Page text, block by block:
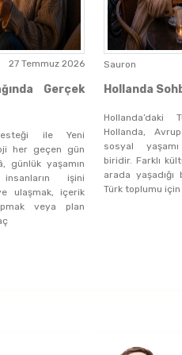
27 Temmuz 2026
Gerçek
ile Yeni
her geçen gün
günlük yaşamın
işini
ulaşmak, içerik
veya plan
Sauron
Hollanda
Hollanda’daki
Hollanda,
sosyal
biridir. Farklı
arada yaşadığı
Türk toplumu